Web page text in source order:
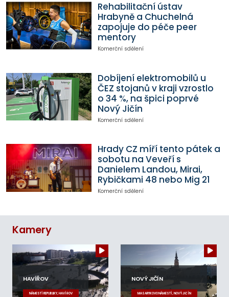
Rehabilitační ústav
Hrabyně a Chuchelná
zapojuje do péče peer
mentory
Komerční sdělení
Dobíjení elektromobilů u
ČEZ stojanů v kraji vzrostlo
o 34 %, na špici poprvé
Nový Jičín
Komerční sdělení
Hrady CZ míří tento pátek a
sobotu na Veveří s
Danielem Landou, Mirai,
Rybičkami 48 nebo Mig 21
Komerční sdělení
Kamery
HAVÍŘOV
NÁMĚSTÍ REPUBLIKY, HAVÍŘOV
NOVÝ JIČÍN
MASARYKOVO NÁMĚSTÍ, NOVÝ JIČÍN